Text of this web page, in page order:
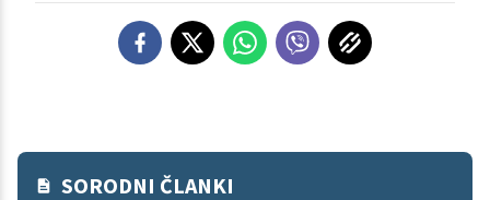
SORODNI ČLANKI